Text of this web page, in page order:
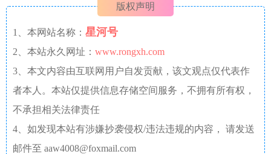
版权声明
1、本网站名称： 星河号
2、本站永久网址： www.rongxh.com
3、本文内容由互联网用户自发贡献，该文观点仅代表作
者本人。本站仅提供信息存储空间服务，不拥有所有权，
不承担相关法律责任
4、如发现本站有涉嫌抄袭侵权/违法违规的内容， 请发送
邮件至 aaw4008@foxmail.com